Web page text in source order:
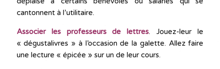
cantonnent à l’utilitaire.
Associer les professeurs de lettres. Jouez-leur le
« dégustalivres » à l’occasion de la galette. Allez faire
une lecture « épicée » sur un de leur cours.